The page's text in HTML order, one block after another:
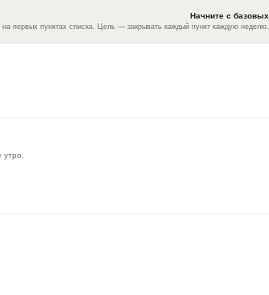
Начните с базовых
на первых пунктах списка. Цель — закрывать каждый пункт каждую неделю.